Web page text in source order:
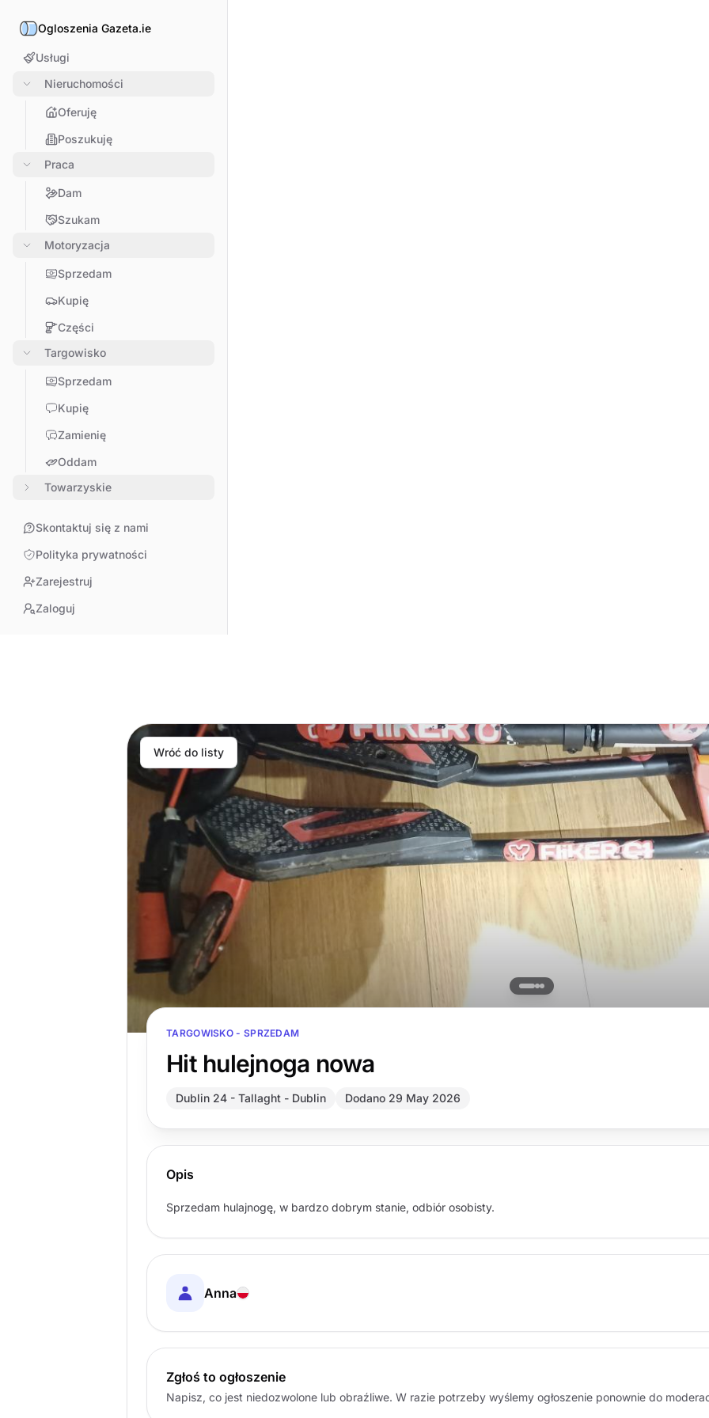
Ogloszenia Gazeta.ie
Usługi
Nieruchomości
Oferuję
Poszukuję
Praca
Dam
Szukam
Motoryzacja
Sprzedam
Kupię
Części
Targowisko
Sprzedam
Kupię
Zamienię
Oddam
Towarzyskie
Skontaktuj się z nami
Polityka prywatności
Zarejestruj
Zaloguj
Wróć do listy
TARGOWISKO - SPRZEDAM
Hit hulejnoga nowa
Dublin 24 - Tallaght - Dublin Dodano 29 May 2026
Opis
Sprzedam hulajnogę, w bardzo dobrym stanie, odbiór osobisty.
Anna
Zgłoś to ogłoszenie
Napisz, co jest niedozwolone lub obraźliwe. W razie potrzeby wyślemy ogłoszenie ponownie do